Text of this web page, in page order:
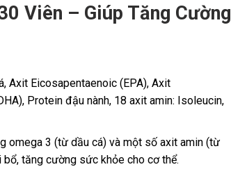
Viên – Giúp Tăng Cường
Axit Eicosapentaenoic (EPA), Axit
Protein đậu nành, 18 axit amin: Isoleucin,
omega 3 (từ dầu cá) và một số axit amin (từ
bổ, tăng cường sức khỏe cho cơ thể.